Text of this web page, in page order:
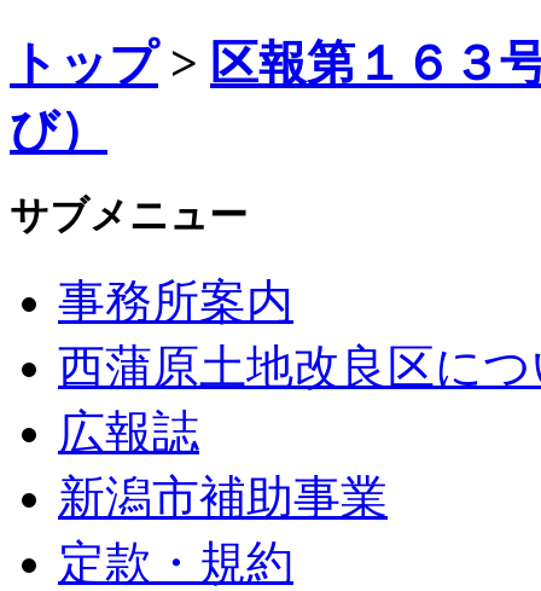
トップ> 区報第１６３
び）
サブメニュー
事務所案内
西蒲原土地改良区に
広報誌
新潟市補助事業
定款・規約